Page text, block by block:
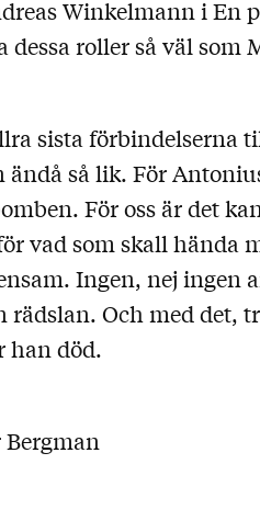
Winkelmann i En
roller så väl som
sista förbindelserna
så lik. För
För oss är det
vad som skall hända
Ingen, nej ingen
rädslan. Och med det,
han död.